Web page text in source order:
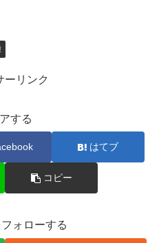
ーリンク
する
はてブ
コピー
ォローする